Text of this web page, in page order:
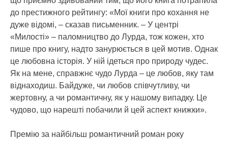
до престижного рейтингу: «Мої книги про кохання не
дуже відомі, – сказав письменник. – У центрі
«Милості» – паломництво до Лурда, тож кожен, хто
пише про книгу, надто занурюється в цей мотив. Однак
це любовна історія. У ній ідеться про природу чудес.
Як на мене, справжнє чудо Лурда – це любов, яку там
віднаходиш. Байдуже, чи любов співчутливу, чи
жертовну, а чи романтичну, як у нашому випадку. Це
чудово, що нарешті побачили й цей аспект книжки».
Премію за найбільш романтичний роман року